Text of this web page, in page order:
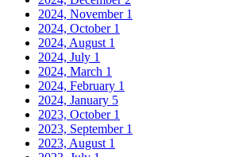
2024, November 1
2024, October 1
2024, August 1
2024, July 1
2024, March 1
2024, February 1
2024, January 5
2023, October 1
2023, September 1
2023, August 1